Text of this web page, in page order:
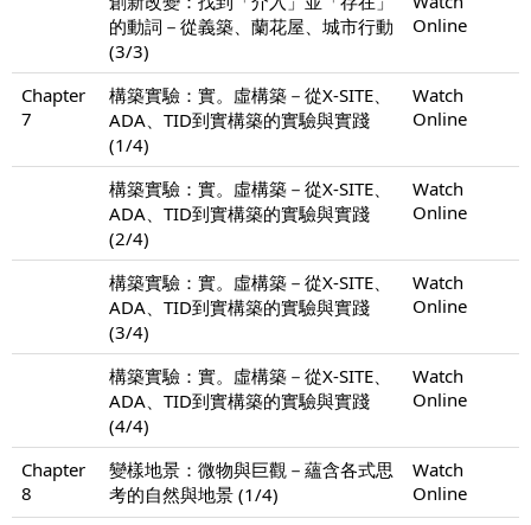
的動詞－從義築、蘭花屋、城市行動
(3/3)
Online
Chapter
7
構築實驗：實。虛構築－從X-SITE、
ADA、TID到實構築的實驗與實踐
(1/4)
Watch
Online
構築實驗：實。虛構築－從X-SITE、
ADA、TID到實構築的實驗與實踐
(2/4)
Watch
Online
構築實驗：實。虛構築－從X-SITE、
ADA、TID到實構築的實驗與實踐
(3/4)
Watch
Online
構築實驗：實。虛構築－從X-SITE、
ADA、TID到實構築的實驗與實踐
(4/4)
Watch
Online
Chapter
8
變樣地景：微物與巨觀－蘊含各式思
考的自然與地景 (1/4)
Watch
Online